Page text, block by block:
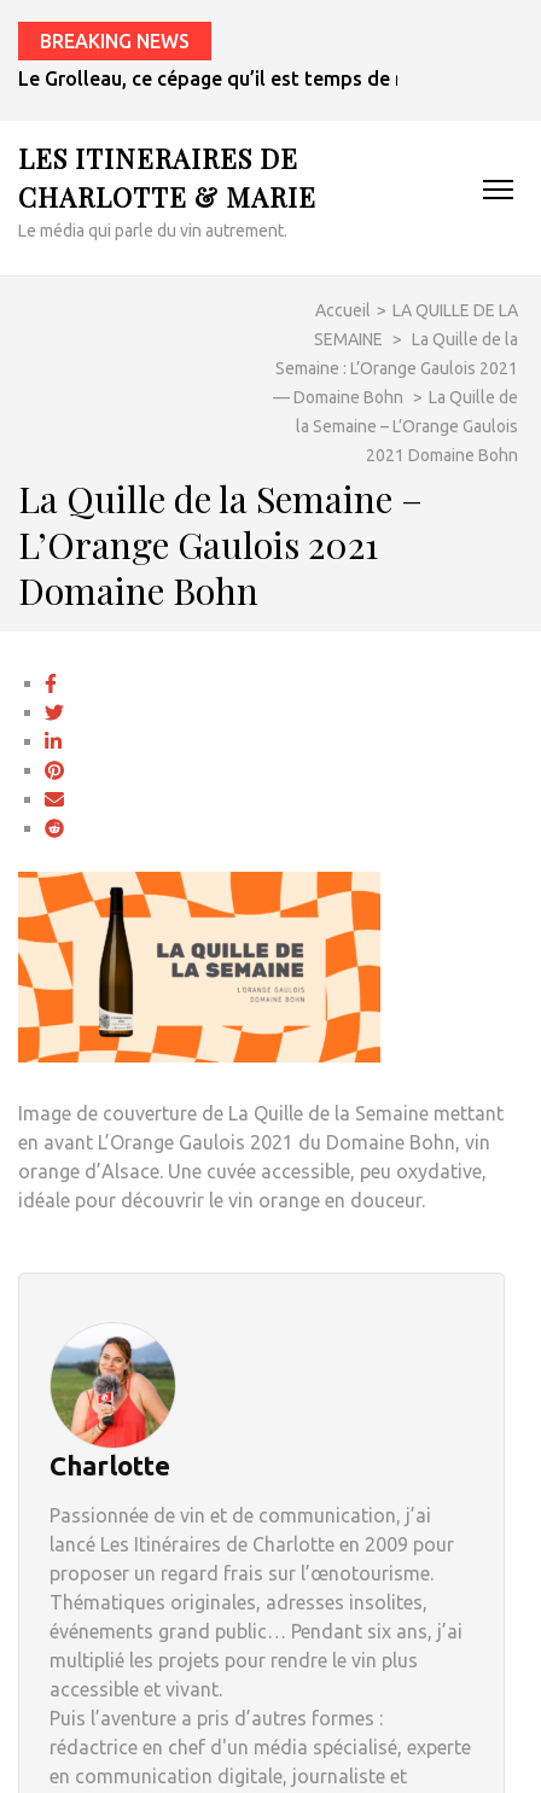
BREAKING NEWS
Le Grolleau, ce cépage qu’il est temps de redécouvrir
LES ITINERAIRES DE
CHARLOTTE & MARIE
Le média qui parle du vin autrement.
Accueil > LA QUILLE DE LA
SEMAINE
> La Quille de la
Semaine : L’Orange Gaulois 2021
— Domaine Bohn
> La Quille de
la Semaine – L’Orange Gaulois
2021 Domaine Bohn
La Quille de la Semaine –
L’Orange Gaulois 2021
Domaine Bohn
Image de couverture de La Quille de la Semaine mettant
en avant L’Orange Gaulois 2021 du Domaine Bohn, vin
orange d’Alsace. Une cuvée accessible, peu oxydative,
idéale pour découvrir le vin orange en douceur.
Charlotte
Passionnée de vin et de communication, j’ai
lancé Les Itinéraires de Charlotte en 2009 pour
proposer un regard frais sur l’œnotourisme.
Thématiques originales, adresses insolites,
événements grand public… Pendant six ans, j’ai
multiplié les projets pour rendre le vin plus
accessible et vivant.
Puis l’aventure a pris d’autres formes :
rédactrice en chef d'un média spécialisé, experte
en communication digitale, journaliste et